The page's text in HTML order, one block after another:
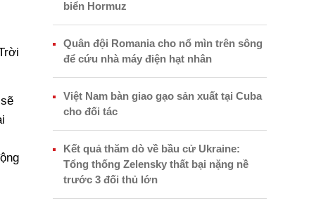
biển Hormuz
Quân đội Romania cho nổ mìn trên sông
để cứu nhà máy điện hạt nhân
Việt Nam bàn giao gạo sản xuất tại Cuba
cho đối tác
Kết quả thăm dò về bầu cử Ukraine:
Tổng thống Zelensky thất bại nặng nề
trước 3 đối thủ lớn